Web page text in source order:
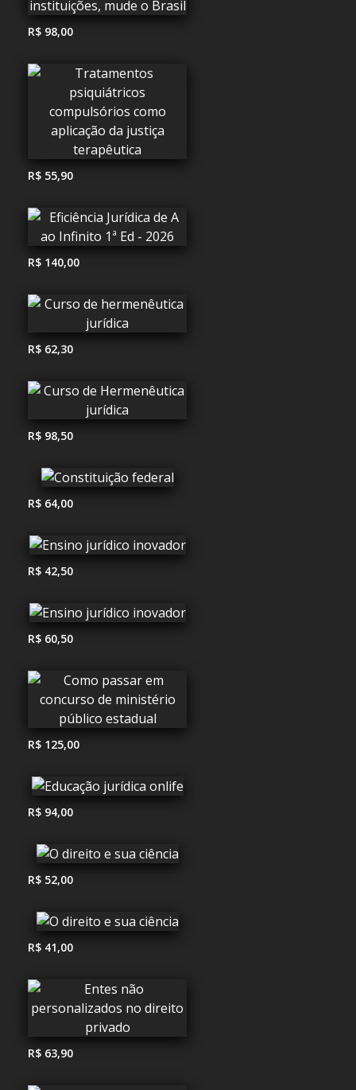
R$ 98,00
R$ 55,90
R$ 140,00
R$ 62,30
R$ 98,50
R$ 64,00
R$ 42,50
R$ 60,50
R$ 125,00
R$ 94,00
R$ 52,00
R$ 41,00
R$ 63,90